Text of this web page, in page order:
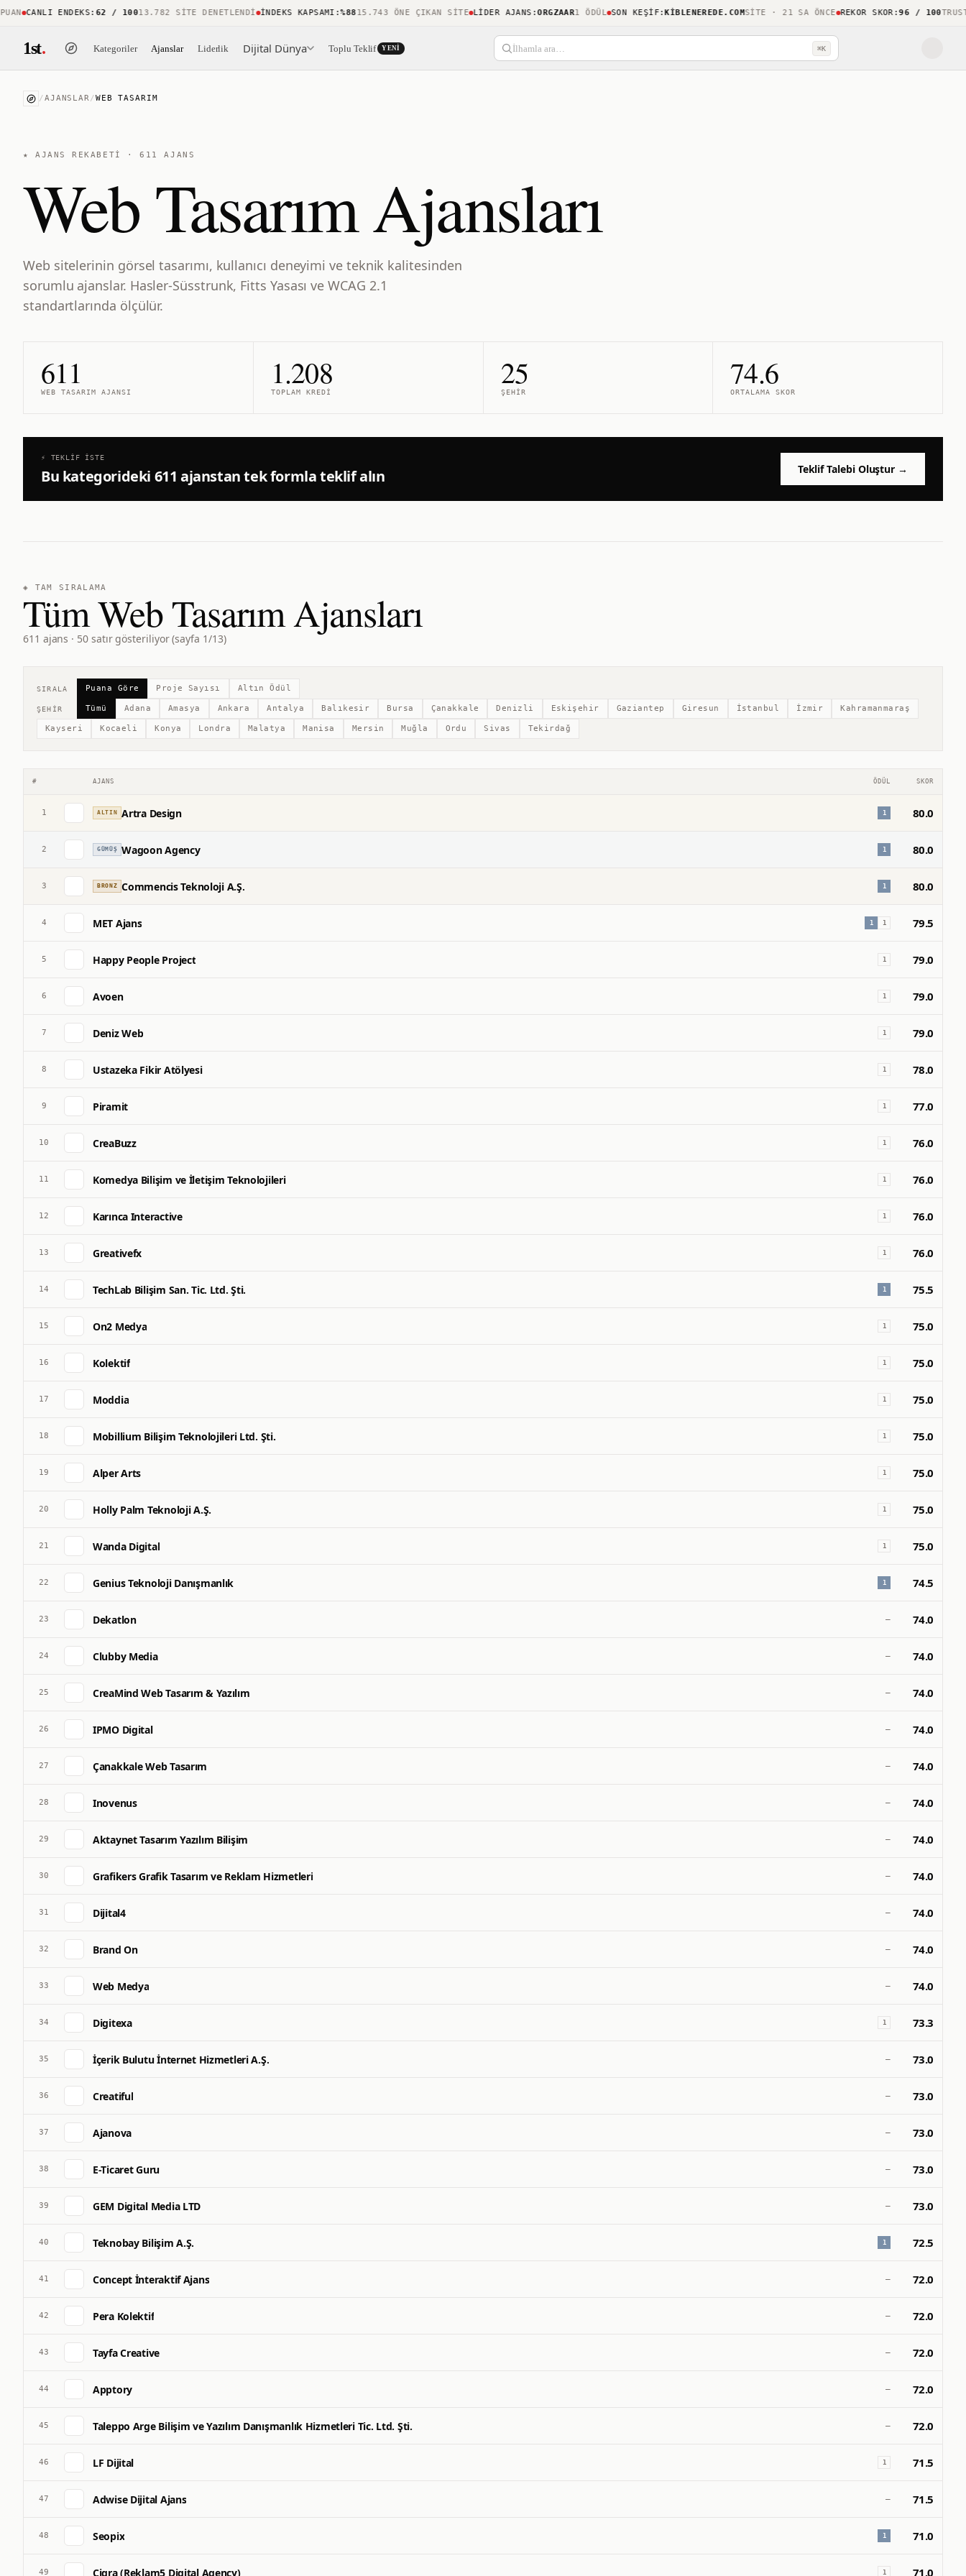
CANLI ENDEKS:62 / 10013.782 SITE DENETLENDI İNDEKS KAPSAMI:%88 15.743 ÖNE ÇIKAN SITE LIDER AJANS:ORGZAAR1 ÖDÜL SON KEŞIF:KIBLENEREDE.COMSITE · 21 SA ÖNCE REKOR SKOR :96 / 100
1st. Kategoriler Ajanslar Liderlik Dijital Dünya Toplu Teklif YENI İlhamla ara… ⌘K
/AJANSLAR/WEB TASARIM
★ AJANS REKABETİ ·611 AJANS
Web Tasarım Ajansları
Web sitelerinin görsel tasarımı, kullanıcı deneyimi ve teknik kalitesinden
sorumlu ajanslar. Hasler-Süsstrunk, Fitts Yasası ve WCAG 2.1
standartlarında ölçülür.
611
WEB TASARIM AJANSI
1.208
TOPLAM KREDI
25
ŞEHIR
74.6
ORTALAMA SKOR
⚡ TEKLIF İSTE
Bu kategorideki 611 ajanstan tek formla teklif alın Teklif Talebi Oluştur →
◈ TAM SIRALAMA
Tüm Web Tasarım Ajansları
611 ajans · 50satır gösteriliyor (sayfa 1/13)
SIRALA Puana Göre Proje Sayısı Altın Ödül
ŞEHIR Tümü Adana Amasya Ankara Antalya Balıkesir Bursa Çanakkale Denizli Eskişehir Gaziantep Giresun İstanbul İzmir Kahramanmaraş
Kayseri Kocaeli Konya Londra Malatya Manisa Mersin Muğla Ordu Sivas Tekirdağ
# AJANS ÖDÜL SKOR
1 ALTIN Artra Design 1 80.0
2 GÜMÜŞ Wagoon Agency 1 80.0
3 BRONZ Commencis Teknoloji A.Ş. 1 80.0
4 MET Ajans 1 1 79.5
5 Happy People Project 1 79.0
6 Avoen 1 79.0
7 Deniz Web 1 79.0
8 Ustazeka Fikir Atölyesi 1 78.0
9 Piramit 1 77.0
10 CreaBuzz 1 76.0
11 Komedya Bilişim ve İletişim Teknolojileri 1 76.0
12 Karınca Interactive 1 76.0
13 Greativefx 1 76.0
14 TechLab Bilişim San. Tic. Ltd. Şti. 1 75.5
15 On2 Medya 1 75.0
16 Kolektif 1 75.0
17 Moddia 1 75.0
18 Mobillium Bilişim Teknolojileri Ltd. Şti. 1 75.0
19 Alper Arts 1 75.0
20 Holly Palm Teknoloji A.Ş. 1 75.0
21 Wanda Digital 1 75.0
22 Genius Teknoloji Danışmanlık 1 74.5
23 Dekatlon — 74.0
24 Clubby Media — 74.0
25 CreaMind Web Tasarım & Yazılım — 74.0
26 IPMO Digital — 74.0
27 Çanakkale Web Tasarım — 74.0
28 Inovenus — 74.0
29 Aktaynet Tasarım Yazılım Bilişim — 74.0
30 Grafikers Grafik Tasarım ve Reklam Hizmetleri — 74.0
31 Dijital4 — 74.0
32 Brand On — 74.0
33 Web Medya — 74.0
34 Digitexa 1 73.3
35 İçerik Bulutu İnternet Hizmetleri A.Ş. — 73.0
36 Creatiful — 73.0
37 Ajanova — 73.0
38 E-Ticaret Guru — 73.0
39 GEM Digital Media LTD — 73.0
40 Teknobay Bilişim A.Ş. 1 72.5
41 Concept İnteraktif Ajans — 72.0
42 Pera Kolektif — 72.0
43 Tayfa Creative — 72.0
44 Apptory — 72.0
45 Taleppo Arge Bilişim ve Yazılım Danışmanlık Hizmetleri Tic. Ltd. Şti. — 72.0
46 LF Dijital 1 71.5
47 Adwise Dijital Ajans — 71.5
48 Seopix 1 71.0
49 Ciqra (Reklam5 Digital Agency) 1 71.0